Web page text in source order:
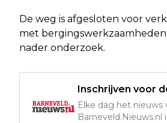
De weg is afgesloten voor
met
nader onderzoek.
Inschrijven voor
Elke dag het nieuws
Barneveld.Nieuws.nl